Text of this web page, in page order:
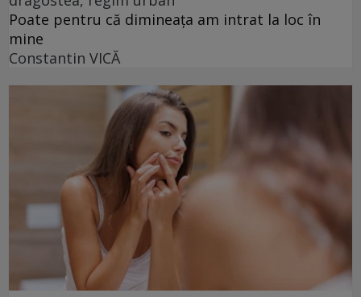
Poate pentru că dimineața am intrat la loc în
mine
Constantin VICĂ